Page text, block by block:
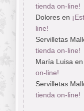
tienda on-line!
Doloresen
line!
Servilletas
tienda on-line!
María Luisaen
on-line!
Servilletas
tienda on-line!